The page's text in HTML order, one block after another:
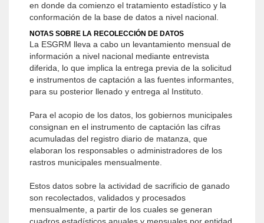
en donde da comienzo el tratamiento estadístico y la
conformación de la base de datos a nivel nacional.
NOTAS SOBRE LA RECOLECCIÓN DE DATOS
La ESGRM lleva a cabo un levantamiento mensual de
información a nivel nacional mediante entrevista
diferida, lo que implica la entrega previa de la solicitud
e instrumentos de captación a las fuentes informantes,
para su posterior llenado y entrega al Instituto.
Para el acopio de los datos, los gobiernos municipales
consignan en el instrumento de captación las cifras
acumuladas del registro diario de matanza, que
elaboran los responsables o administradores de los
rastros municipales mensualmente.
Estos datos sobre la actividad de sacrificio de ganado
son recolectados, validados y procesados
mensualmente, a partir de los cuales se generan